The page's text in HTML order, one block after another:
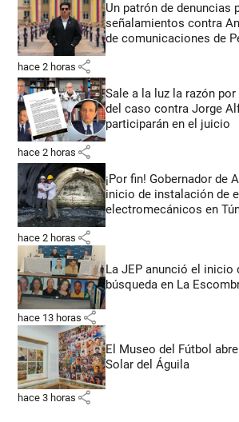
Un patrón de denuncias
señalamientos contra
de comunicaciones de
hace 2 horas share
Sale a la luz la razón
del caso contra Jorge
participarán en el juicio
hace 2 horas share
¡Por fin! Gobernador de
inicio de instalación de
electromecánicos en
hace 2 horas share
La JEP anunció el inicio
búsqueda en La
hace 13 horas share
El Museo del Fútbol
Solar del Águila
hace 3 horas share